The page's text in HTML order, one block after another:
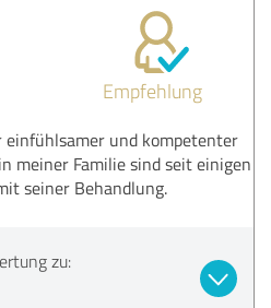
Empfehlung
einfühlsamer und kompetenter
meiner Familie sind seit einigen
seiner Behandlung.
zu: